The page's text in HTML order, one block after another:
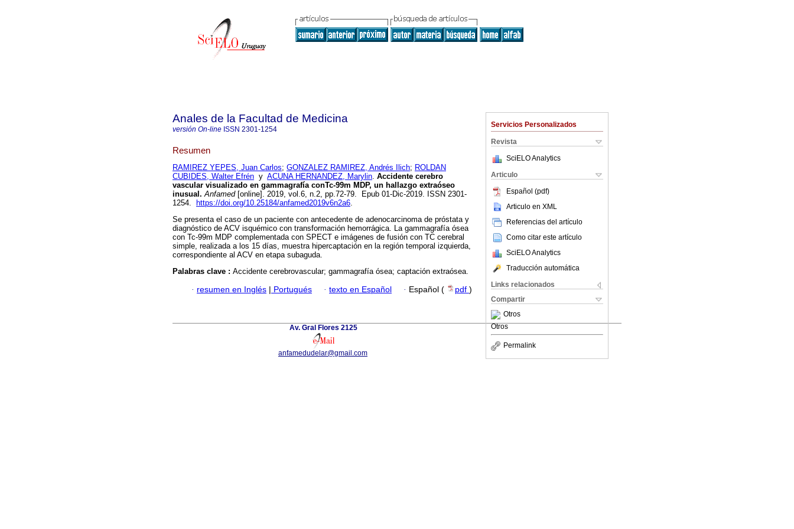
Servicios Personalizados
Revista
SciELO Analytics
Articulo
Español (pdf)
Articulo en XML
Referencias del artículo
Como citar este artículo
SciELO Analytics
Traducción automática
Links relacionados
Compartir
Otros
Otros
Permalink
Anales de la Facultad de Medicina
versión On-line ISSN 2301-1254
Resumen
RAMIREZ YEPES, Juan Carlos; GONZALEZ RAMIREZ, Andrés Ilich; ROLDAN
CUBIDES, Walter Efrén y ACUNA HERNANDEZ, Marylin. Accidente cerebro
vascular visualizado en gammagrafía conTc-99m MDP, un hallazgo extraóseo
inusual. Anfamed[online]. 2019, vol.6, n.2, pp.72-79. Epub 01-Dic-2019. ISSN 2301-
1254.
https://doi.org/10.25184/anfamed2019v6n2a6.
Se presenta el caso de un paciente con antecedente de adenocarcinoma de próstata y
diagnóstico de ACV isquémico con transformación hemorrágica. La gammagrafía ósea
con Tc-99m MDP complementada con SPECT e imágenes de fusión con TC cerebral
simple, realizada a los 15 días, muestra hipercaptación en la región temporal izquierda,
correspondiente al ACV en etapa subaguda.
Palabras clave : Accidente cerebrovascular; gammagrafía ósea; captación extraósea.
· resumen en Inglés | Portugués · texto en Español · Español ( pdf )
Av. Gral Flores 2125
anfamedudelar@gmail.com